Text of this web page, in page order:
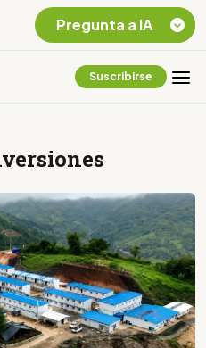
Suscribirse
Pregunta a IA
Listar destinos
Amazonia Ecuatoriana
¿En que consiste la
tasa minera que rige en
Ecuador?